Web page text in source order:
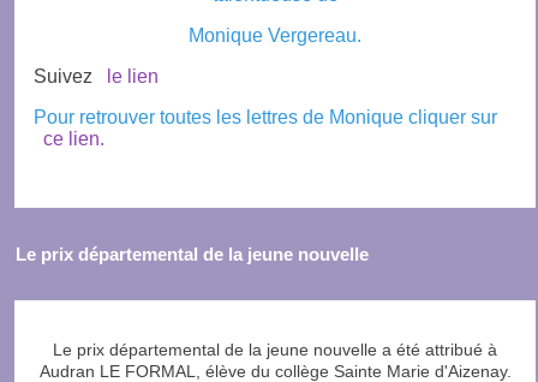
Monique Vergereau.
Suivez
le lien
Pour retrouver toutes les lettres de Monique cliquer sur
ce lien.
Le prix départemental de la jeune nouvelle
Le prix départemental de la jeune nouvelle a été attribué à
Audran LE FORMAL, élève du collège Sainte Marie d'Aizenay.